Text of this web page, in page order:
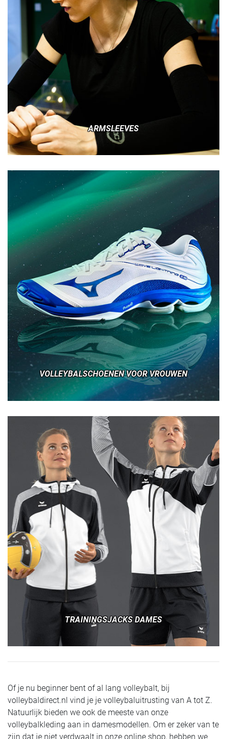
ARMSLEEVES
VOLLEYBALSCHOENEN VOOR VROUWEN
TRAININGSJACKS DAMES
Of je nu beginner bent of al lang volleybalt, bij
volleybaldirect.nl vind je je volleybaluitrusting van A tot Z.
Natuurlijk bieden we ook de meeste van onze
volleybalkleding aan in damesmodellen. Om er zeker van te
zijn dat je niet verdwaalt in onze online shop, hebben we